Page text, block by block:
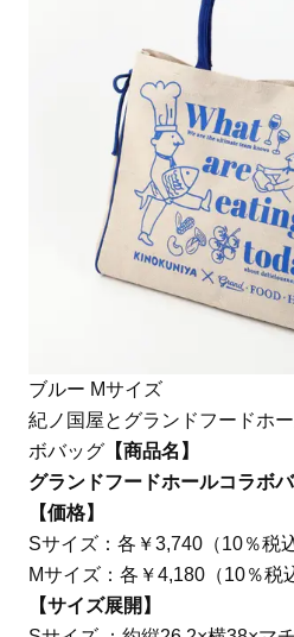
ブルー Mサイズ
紀ノ国屋とグランドフードホ
ボバッグ【商品名】
グランドフードホールコラボバ
【価格】
Sサイズ：各￥3,740（10％税込
Mサイズ：各￥4,180（10％税
【サイズ展開】